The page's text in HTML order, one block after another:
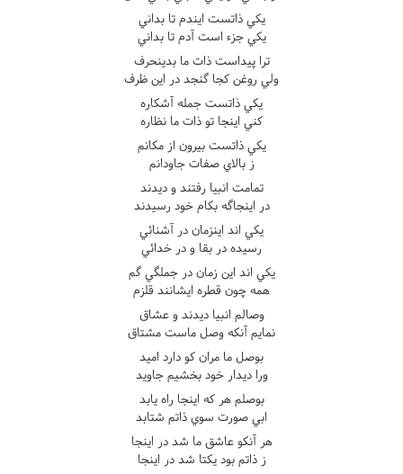
يکي ذاتست ايندم تا بداني
يکي جزء است آدم تا بداني
ترا پيداست ذات ما بدينحرف
ولي روغن کجا گنجد در اين ظرف
يکي ذاتست جمله آشکاره
کني اينجا تو ذات ما نظاره
يکي ذاتست بيرون از مکانم
ز بالاي صفات جاودانم
تمامت انبيا رفتند و ديدند
در اينجاگه بکام خود رسيدند
يکي اند اينزمان در آشنائي
رسيده در بقا و در خدائي
يکي اند اين زمان در جملگي گم
همه چون قطره ايشانند قلزم
وصالم انبيا ديدند و عشاق
نمايم آنکه وصل ماست مشتاق
بوصل ما مران کو دارد اميد
ورا ديدار خود بخشيم جاويد
بوصلم هر که اينجا راه يابد
ابي صورت سوي ذاتم شتابد
هر آنکو عاشق ما شد در اينجا
ز ذاتم بود يکتا شد در اينجا